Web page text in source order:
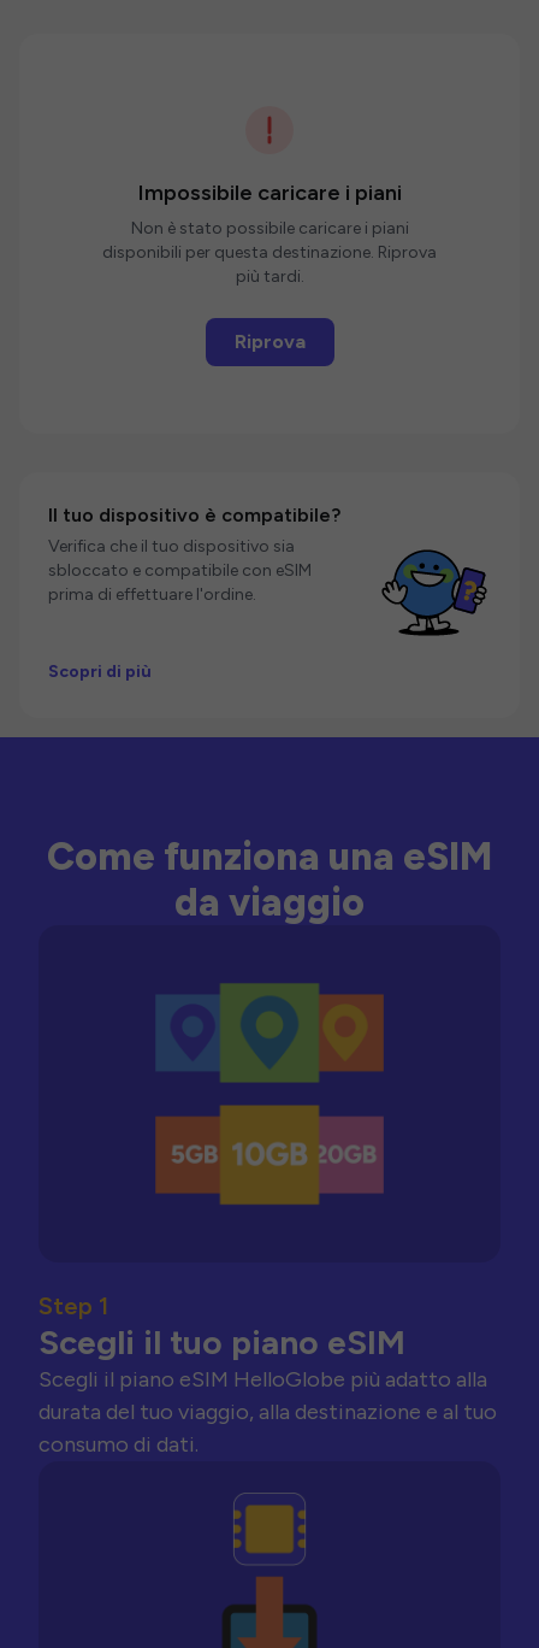
Impossibile caricare i piani
Non è stato possibile caricare i piani
disponibili per questa destinazione. Riprova
più tardi.
Riprova
Il tuo dispositivo è compatibile?
Verifica che il tuo dispositivo sia
sbloccato e compatibile con eSIM
prima di effettuare l'ordine.
Scopri di più
Come funziona una eSIM
da viaggio
Step 1
Scegli il tuo piano eSIM
Scegli il piano eSIM HelloGlobe più adatto alla
durata del tuo viaggio, alla destinazione e al tuo
consumo di dati.